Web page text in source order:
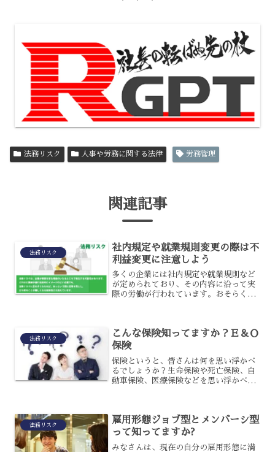
法務リスク 人事や労務に関する法律 労務管理
関連記事
法務リスク
社内規定や就業規則変更の際は不
利益変更に注意しよう
多くの企業には社内規定や就業規則など
が定められており、その内容に沿って実
際の労働が行われています。おそらくこ
な社内規定や就業規則を変...
法務リスク
こんな保険知ってますか？Ｅ＆Ｏ
保険
保険というと、皆さんは何を思い浮かべ
るでしょうか？生命保険や死亡保険、自
動車保険、医療保険などを思い浮かべる
るなら、覚えておいた方...
法務リスク
雇用形態ジョブ型とメンバーシ型
って知ってますか?
みなさんは、現在の自分の雇用形態に満